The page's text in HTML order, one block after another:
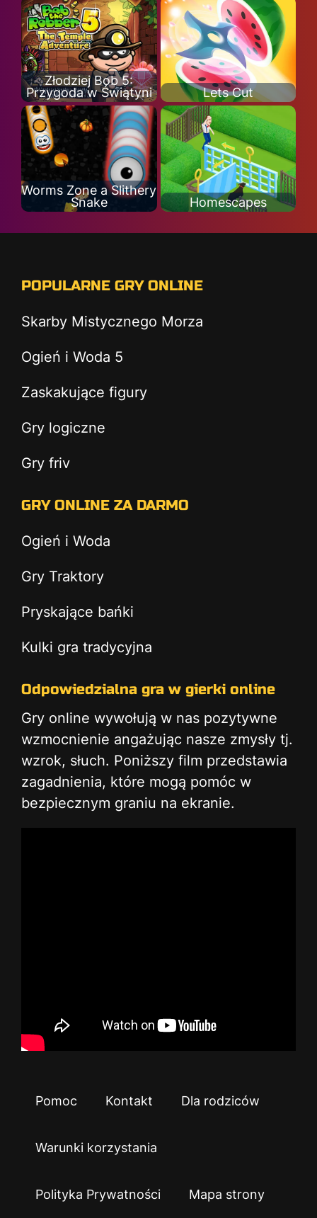
Złodziej Bob 5:
Przygoda w Świątyni
Lets Cut
Worms Zone a Slithery
Snake
Homescapes
POPULARNE GRY ONLINE
Skarby Mistycznego Morza
Ogień i Woda 5
Zaskakujące figury
Gry logiczne
Gry friv
GRY ONLINE ZA DARMO
Ogień i Woda
Gry Traktory
Pryskające bańki
Kulki gra tradycyjna
Odpowiedzialna gra w gierki online
Gry online wywołują w nas pozytywne
wzmocnienie angażując nasze zmysły tj.
wzrok, słuch. Poniższy film przedstawia
zagadnienia, które mogą pomóc w
bezpiecznym graniu na ekranie.
Pomoc Kontakt Dla rodziców
Warunki korzystania
Polityka Prywatności Mapa strony